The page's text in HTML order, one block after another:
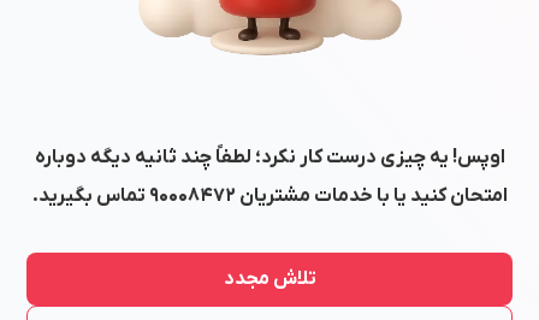
اوپس! یه چیزی درست کار نکرد؛ لطفاً چند ثانیه دیگه دوباره
امتحان کنید یا با خدمات مشتریان ۹۰۰۰۸۴۷۲ تماس بگیرید.
تلاش مجدد